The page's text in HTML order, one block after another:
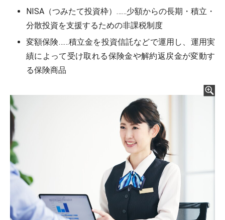
NISA（つみたて投資枠）……少額からの長期・積立・
分散投資を支援するための非課税制度
変額保険……積立金を投資信託などで運用し、運用実
績によって受け取れる保険金や解約返戻金が変動す
る保険商品